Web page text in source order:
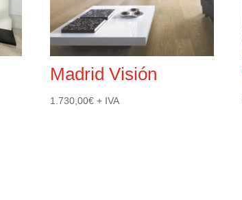
Madrid Visión
1.730,00€ + IVA